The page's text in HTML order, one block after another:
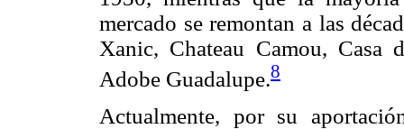
mercado se remontan a las
Xanic, Chateau Camou, Casa
Adobe Guadalupe.8
Actualmente, por su